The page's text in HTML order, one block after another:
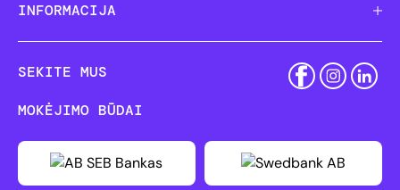
INFORMACIJA
SEKITE MUS
MOKĖJIMO BŪDAI